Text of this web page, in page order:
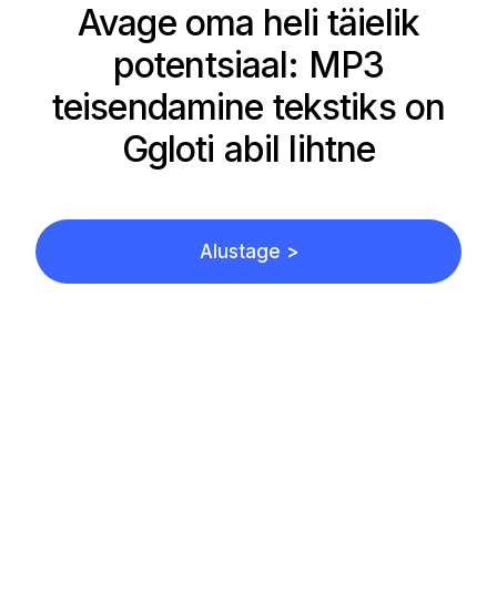
Avage oma heli täielik
potentsiaal: MP3
teisendamine tekstiks on
Ggloti abil lihtne
Alustage >